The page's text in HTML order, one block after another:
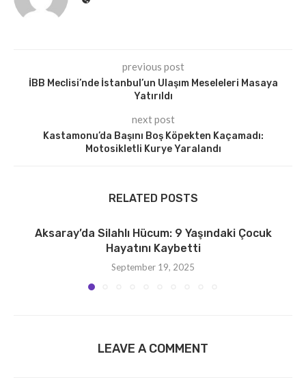
previous post
İBB Meclisi’nde İstanbul’un Ulaşım Meseleleri Masaya
Yatırıldı
next post
Kastamonu’da Başını Boş Köpekten Kaçamadı:
Motosikletli Kurye Yaralandı
RELATED POSTS
Aksaray’da Silahlı Hücum: 9 Yaşındaki Çocuk
Hayatını Kaybetti
September 19, 2025
LEAVE A COMMENT